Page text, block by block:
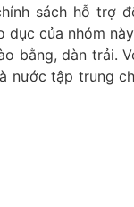
sách hỗ trợ
dục của nhóm
bằng, dàn trải.
nước tập trung